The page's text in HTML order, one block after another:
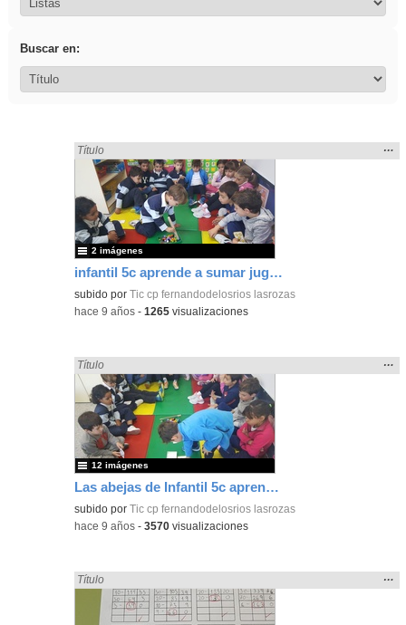
Buscar en:
infantil 5c aprende a sumar jugando
Encontrado «sumar» en:
Título
la
…
subido porTic cp fernandodelosrios lasrozas
2 imágenes
-hace 9 años -1265 visualizaciones
Las abejas de Infantil 5c aprenden a sumar jugando
Encontrado «sumar» en:
Título
la
…
subido porTic cp fernandodelosrios lasrozas
12 imágenes
-hace 9 años -3570 visualizaciones
Encontrado «sumar» en:
Título
la
…